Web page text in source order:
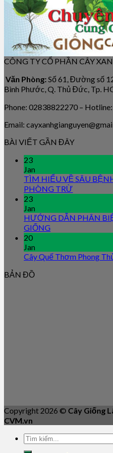
CÔNG TY CỔ PHẦN CÂY
Văn Phòng: Số 61, Đường số
Bình Phước, Q. Thủ Đức, Tp.
Phone: 02838822270 –
Email:
BÀI VIẾT GẦN ĐÂY
23
Jan
TÌM HIỂU VỀ SÂU
PHÒNG TRỪ
23
Jan
HƯỚNG DẪN PHÂN
GIỐNG
20
Jan
Cây Quế Thơm Phong
BẢN ĐỒ
Copyright 2026 © Cây Giống
CVM.vn